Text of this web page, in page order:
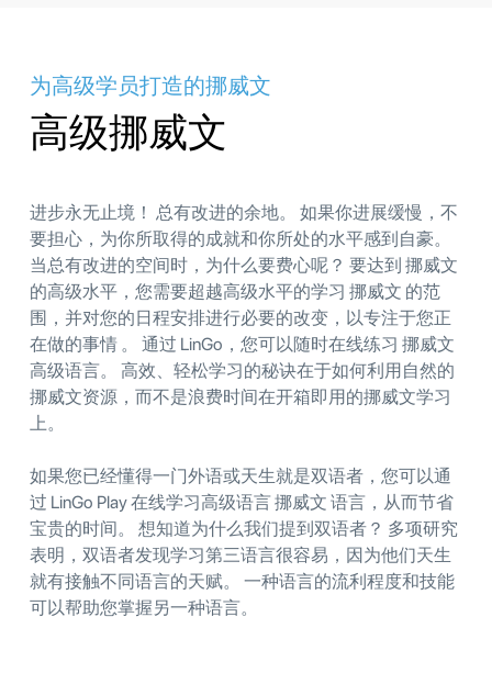
为高级学员打造的挪威文
高级挪威文
进步永无止境！ 总有改进的余地。 如果你进展缓慢，不
要担心，为你所取得的成就和你所处的水平感到自豪。
当总有改进的空间时，为什么要费心呢？ 要达到 挪威文
的高级水平，您需要超越高级水平的学习 挪威文 的范
围，并对您的日程安排进行必要的改变，以专注于您正
在做的事情 。 通过 LinGo，您可以随时在线练习 挪威文
高级语言。 高效、轻松学习的秘诀在于如何利用自然的
挪威文资源，而不是浪费时间在开箱即用的挪威文学习
上。
如果您已经懂得一门外语或天生就是双语者，您可以通
过 LinGo Play 在线学习高级语言 挪威文 语言，从而节省
宝贵的时间。 想知道为什么我们提到双语者？ 多项研究
表明，双语者发现学习第三语言很容易，因为他们天生
就有接触不同语言的天赋。 一种语言的流利程度和技能
可以帮助您掌握另一种语言。